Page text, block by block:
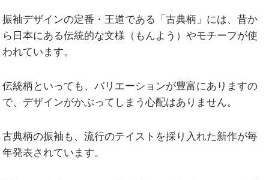
振袖デザインの定番・王道である「古典柄」には、昔か
ら日本にある伝統的な文様（もんよう）やモチーフが使
われています。
伝統柄といっても、バリエーションが豊富にありますの
で、デザインがかぶってしまう心配はありません。
古典柄の振袖も、流行のテイストを採り入れた新作が毎
年発表されています。